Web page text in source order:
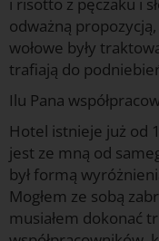
i risotto z pęczaku i
odważną
wołowe były
trafiają do
Ilu Pana
Hotel istnieje już od
jest ze mną od
był formą
Mogłem ze sobą
musiałem dokonać